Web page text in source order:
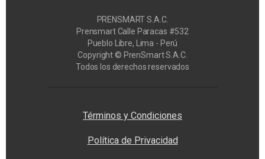
PRENSMART S.A.C.
Prensmart Calle Paracas #532
Pueblo Libre, Lima - Perú
Copyright © PrenSmart S.A.C.
Todos los derechos reservados
Términos y Condiciones
Política de Privacidad